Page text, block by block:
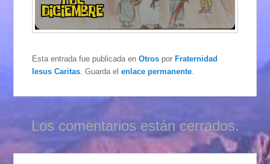
Esta entrada fue publicada enOtros por Fraternidad
Iesus Caritas. Guarda elenlace permanente.
Los comentarios están cerrados.